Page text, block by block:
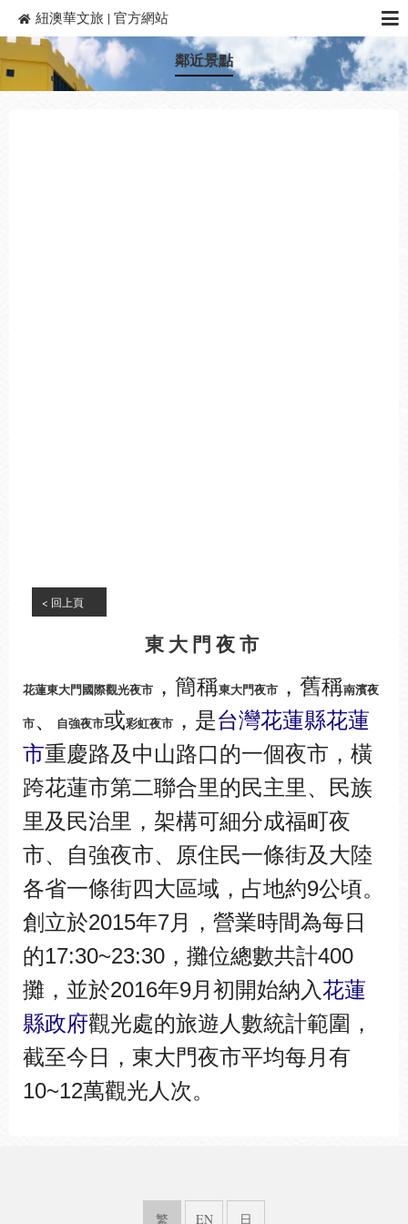
鄰近景點
< 回上頁
東大門夜市
花蓮東大門國際觀光夜市 ，簡稱東大門夜市 ，舊稱南濱夜
市、 自強夜市或彩虹夜市 ，是台灣花蓮縣花蓮
市重慶路及中山路口的一個夜市，橫
跨花蓮市第二聯合里的民主里、民族
里及民治里，架構可細分成福町夜
市、自強夜市、原住民一條街及大陸
各省一條街四大區域，占地約9公頃。
創立於2015年7月，營業時間為每日
的17:30~23:30，攤位總數共計400
攤，並於2016年9月初開始納入花蓮
縣政府觀光處的旅遊人數統計範圍，
截至今日，東大門夜市平均每月有
10~12萬觀光人次。
繁 EN 日
紐澳華文旅 | 官方網站
首頁
關於我們